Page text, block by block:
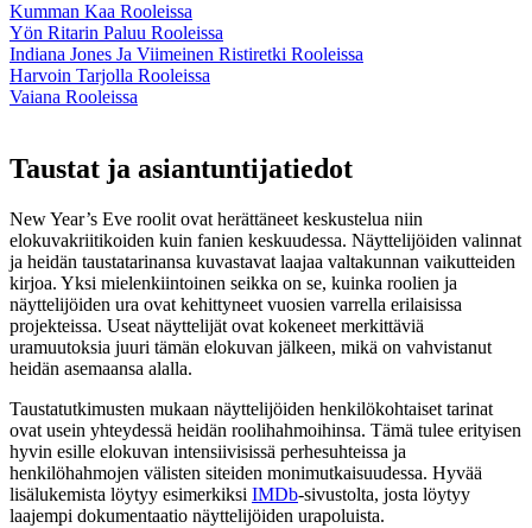
Kumman Kaa Rooleissa
Yön Ritarin Paluu Rooleissa
Indiana Jones Ja Viimeinen Ristiretki Rooleissa
Harvoin Tarjolla Rooleissa
Vaiana Rooleissa
Taustat ja asiantuntijatiedot
New Year’s Eve roolit ovat herättäneet keskustelua niin
elokuvakriitikoiden kuin fanien keskuudessa. Näyttelijöiden valinnat
ja heidän taustatarinansa kuvastavat laajaa valtakunnan vaikutteiden
kirjoa. Yksi mielenkiintoinen seikka on se, kuinka roolien ja
näyttelijöiden ura ovat kehittyneet vuosien varrella erilaisissa
projekteissa. Useat näyttelijät ovat kokeneet merkittäviä
uramuutoksia juuri tämän elokuvan jälkeen, mikä on vahvistanut
heidän asemaansa alalla.
Taustatutkimusten mukaan näyttelijöiden henkilökohtaiset tarinat
ovat usein yhteydessä heidän roolihahmoihinsa. Tämä tulee erityisen
hyvin esille elokuvan intensiivisissä perhesuhteissa ja
henkilöhahmojen välisten siteiden monimutkaisuudessa. Hyvää
lisälukemista löytyy esimerkiksi IMDb-sivustolta, josta löytyy
laajempi dokumentaatio näyttelijöiden urapoluista.